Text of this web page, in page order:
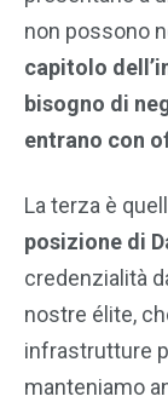
non possono
capitolo
bisogno di
entrano con
La terza è
posizione di
credenzialità
nostre élite,
infrastrutture
manteniamo